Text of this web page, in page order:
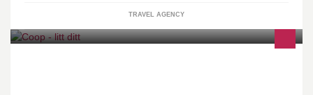
TRAVEL AGENCY